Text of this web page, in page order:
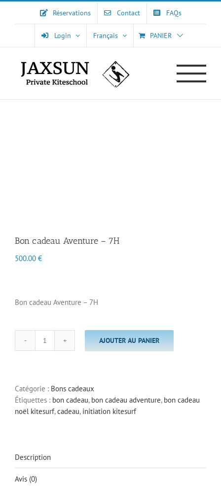
Réservations Contact FAQs
Login Français PANIER
Bon cadeau Aventure – 7H
500.00 €
Bon cadeau Aventure – 7H
quantité
Aventure
-
7H
AJOUTER AU PANIER
Catégorie : Bons cadeaux
Étiquettes : bon cadeau, bon cadeau adventure, bon cadeau
noël kitesurf,cadeau, initiation kitesurf
Description
Avis (0)